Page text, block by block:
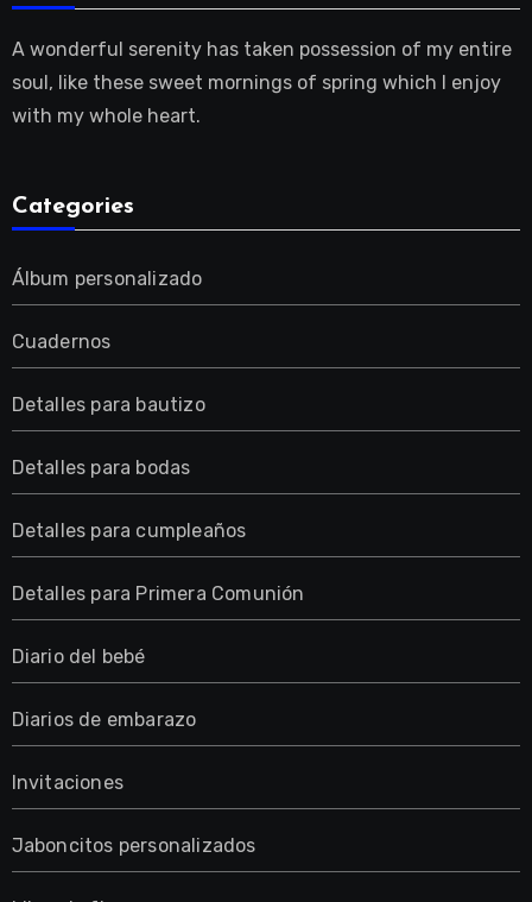
A wonderful serenity has taken possession of my entire
soul, like these sweet mornings of spring which I enjoy
with my whole heart.
Categories
Álbum personalizado
Cuadernos
Detalles para bautizo
Detalles para bodas
Detalles para cumpleaños
Detalles para Primera Comunión
Diario del bebé
Diarios de embarazo
Invitaciones
Jaboncitos personalizados